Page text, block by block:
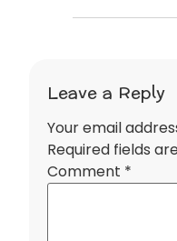
Leave a Reply
Your email
Required fields
Comment *